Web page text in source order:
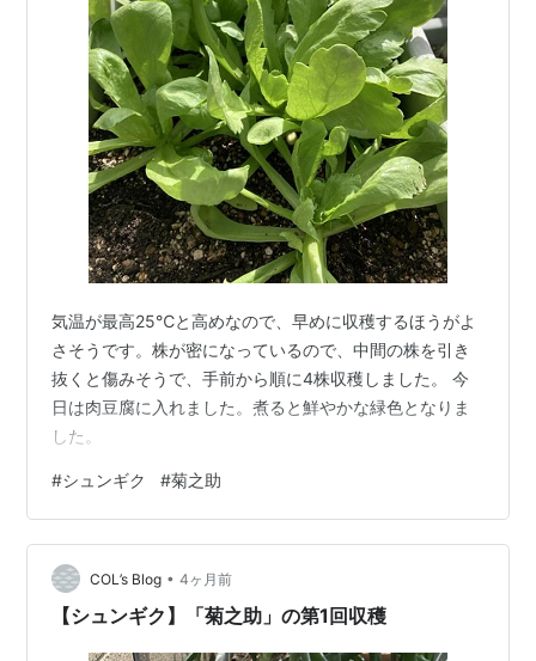
気温が最高25℃と高めなので、早めに収穫するほうがよ
さそうです。株が密になっているので、中間の株を引き
抜くと傷みそうで、手前から順に4株収穫しました。 今
日は肉豆腐に入れました。煮ると鮮やかな緑色となりま
した。
#シュンギク #菊之助
COL’s Blog • 4ヶ月前
【シュンギク】「菊之助」の第1回収穫